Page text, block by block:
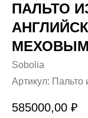
ПАЛЬТО
Sobolia
Артикул: Пальто
585000,00 ₽